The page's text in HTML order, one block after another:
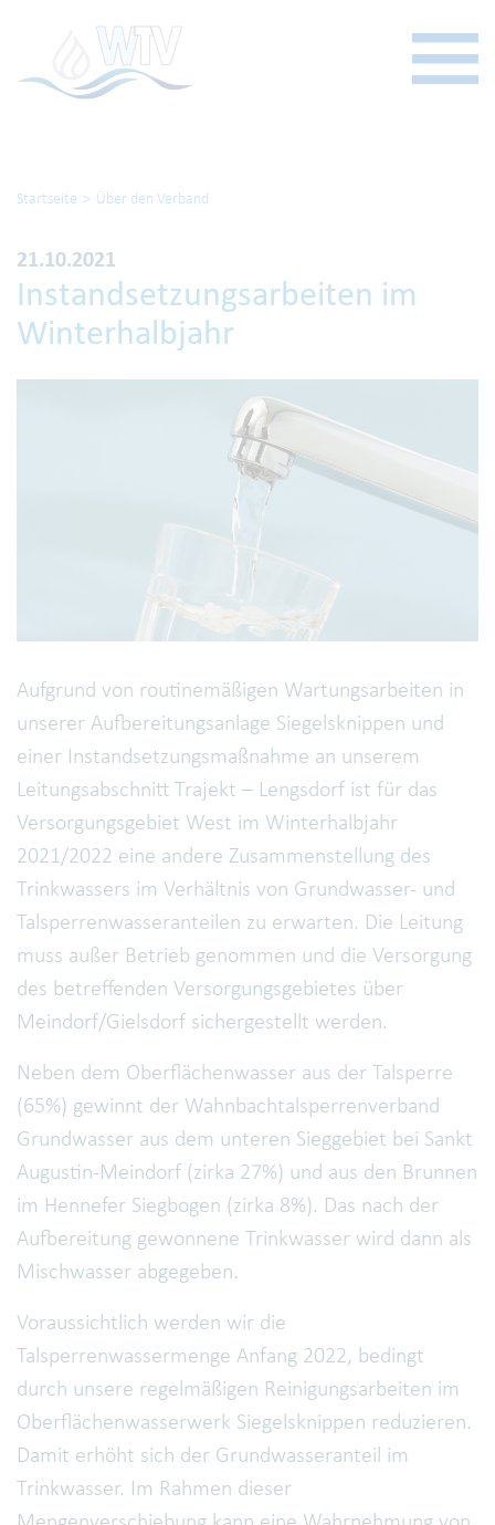
Startseite Über den Verband
21.10.2021
Instandsetzungsarbeiten im
Winterhalbjahr
Aufgrund von routinemäßigen Wartungsarbeiten in
unserer Aufbereitungsanlage Siegelsknippen und
einer Instandsetzungsmaßnahme an unserem
Leitungsabschnitt Trajekt – Lengsdorf ist für das
Versorgungsgebiet West im Winterhalbjahr
2021/2022 eine andere Zusammenstellung des
Trinkwassers im Verhältnis von Grundwasser- und
Talsperrenwasseranteilen zu erwarten. Die Leitung
muss außer Betrieb genommen und die Versorgung
des betreffenden Versorgungsgebietes über
Meindorf/Gielsdorf sichergestellt werden.
Neben dem Oberflächenwasser aus der Talsperre
(65%) gewinnt der Wahnbachtalsperrenverband
Grundwasser aus dem unteren Sieggebiet bei Sankt
Augustin-Meindorf (zirka 27%) und aus den Brunnen
im Hennefer Siegbogen (zirka 8%). Das nach der
Aufbereitung gewonnene Trinkwasser wird dann als
Mischwasser abgegeben.
Voraussichtlich werden wir die
Talsperrenwassermenge Anfang 2022, bedingt
durch unsere regelmäßigen Reinigungsarbeiten im
Oberflächenwasserwerk Siegelsknippen reduzieren.
Damit erhöht sich der Grundwasseranteil im
Trinkwasser. Im Rahmen dieser